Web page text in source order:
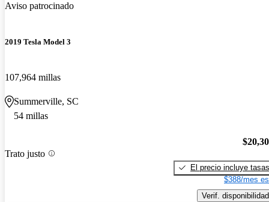
Aviso patrocinado
2019 Tesla Model 3
107,964 millas
Summerville, SC
54 millas
Trato justo
El precio incluye tasas
$388/mes
Verif. disponibilidad